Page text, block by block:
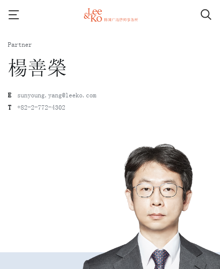
Partner
楊善榮
E
sunyoung.yang@leeko.com
T
+82-2-772-4302